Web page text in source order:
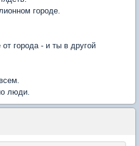
городе.
города - и ты в другой
люди.